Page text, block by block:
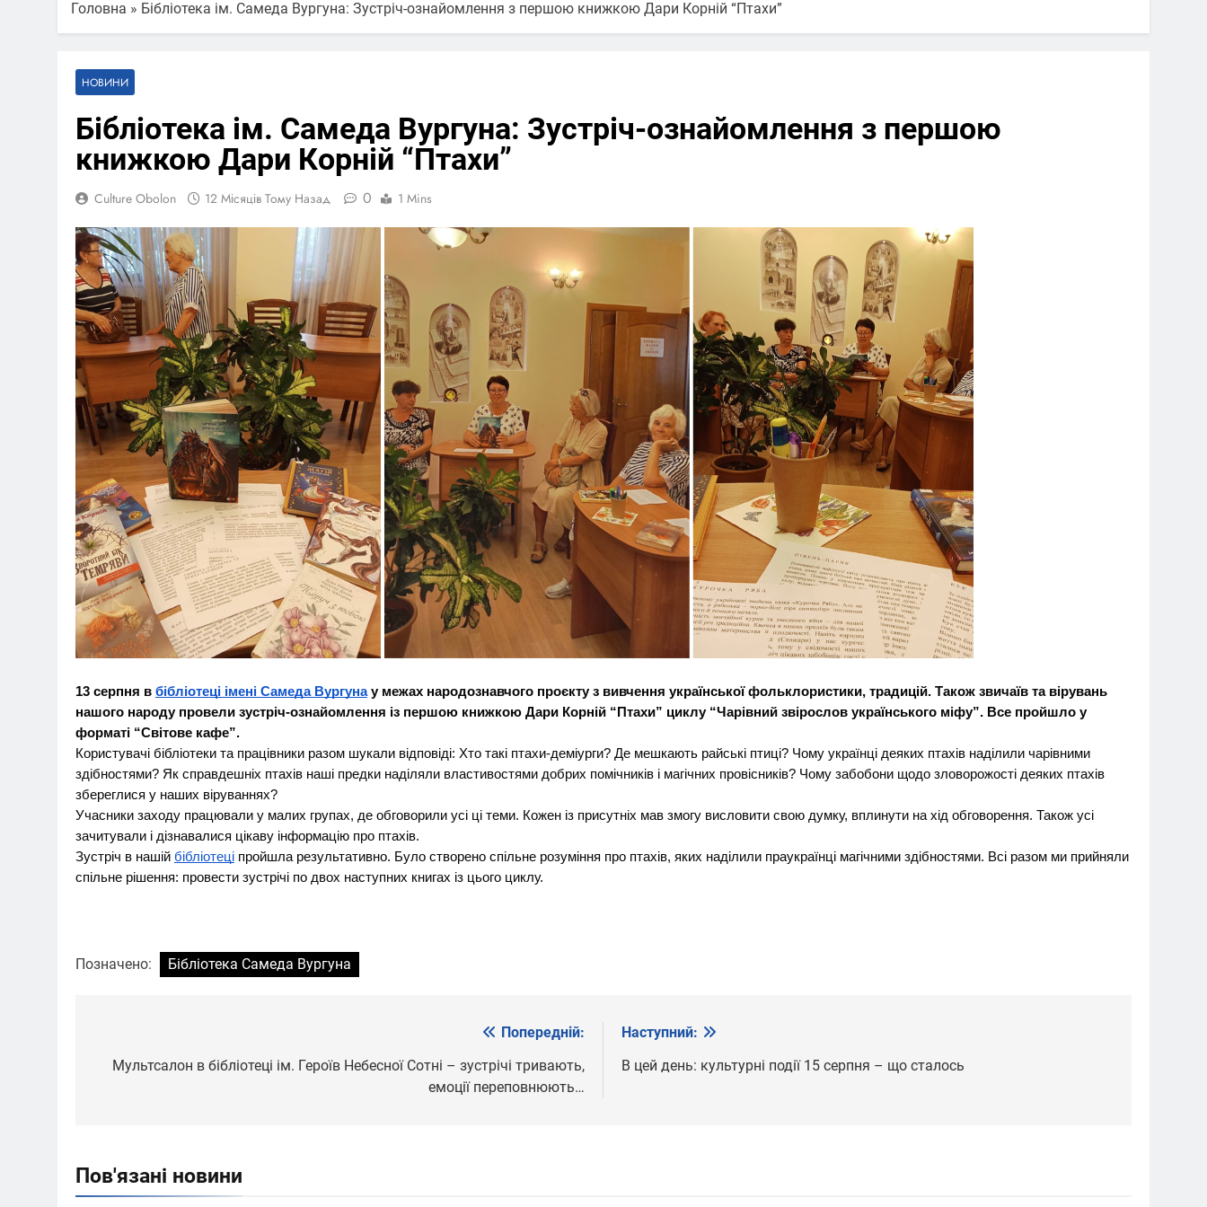
Головна » Бібліотека ім. Самеда Вургуна: Зустріч-ознайомлення з першою книжкою Дари Корній “Птахи”
НОВИНИ
Бібліотека ім. Самеда Вургуна: Зустріч-ознайомлення з першою
книжкою Дари Корній “Птахи”
Culture Obolon 12 Місяців Тому Назад 0 1 Mins
13 серпня в бібліотеці імені Самеда Вургунау межах народознавчого проєкту з вивчення української фольклористики, традицій. Також звичаїв та вірувань
нашого народу провели зустріч-ознайомлення із першою книжкою Дари Корній “Птахи” циклу “Чарівний звірослов українського міфу”. Все пройшло у
форматі “Світове кафе”.
Користувачі бібліотеки та працівники разом шукали відповіді: Хто такі птахи-деміурги? Де мешкають райські птиці? Чому українці деяких птахів наділили чарівними
здібностями? Як справдешніх птахів наші предки наділяли властивостями добрих помічників і магічних провісників? Чому забобони щодо зловорожості деяких птахів
збереглися у наших віруваннях?
Учасники заходу працювали у малих групах, де обговорили усі ці теми. Кожен із присутніх мав змогу висловити свою думку, вплинути на хід обговорення. Також усі
зачитували і дізнавалися цікаву інформацію про птахів.
Зустріч в нашій бібліотеці пройшла результативно. Було створено спільне розуміння про птахів, яких наділили праукраїнці магічними здібностями. Всі разом ми прийняли
спільне рішення: провести зустрічі по двох наступних книгах із цього циклу.
Позначено: Бібліотека Самеда Вургуна
записів
Попередній:
Мультсалон в бібліотеці ім. Героїв Небесної Сотні – зустрічі тривають,
емоції переповнюють…
Наступний:
В цей день: культурні події 15 серпня – що сталось
Пов'язані новини